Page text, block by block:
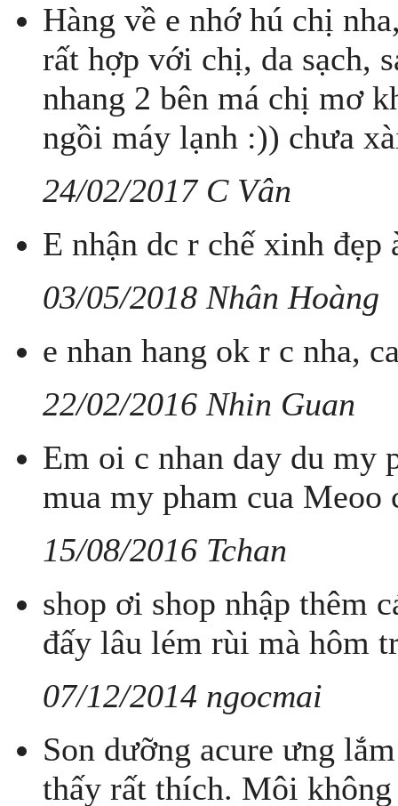
Hàng về e nhớ hú chị
rất hợp với chị, da sạch,
nhang 2 bên má chị mơ
ngồi máy lạnh :)) chưa
24/02/2017 C Vân
E nhận dc r chế xinh
03/05/2018 Nhân Hoàng
e nhan hang ok r c nha,
22/02/2016 Nhin Guan
Em oi c nhan day du my
mua my pham cua
15/08/2016 Tchan
shop ơi shop nhập thêm
đấy lâu lém rùi mà hôm
07/12/2014 ngocmai
Son dưỡng acure ưng
thấy rất thích. Môi